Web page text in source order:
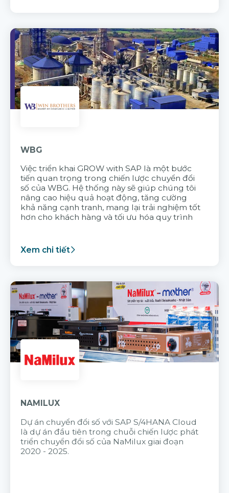
WBG
Việc triển khai GROW with SAP là một bước
tiến quan trọng trong chiến lược chuyển đổi
số của WBG. Hệ thống này sẽ giúp chúng tôi
nâng cao hiệu quả hoạt động, tăng cường
khả năng cạnh tranh, mang lại trải nghiệm tốt
hơn cho khách hàng và tối ưu hóa quy trình
Xem chi tiết
NAMILUX
Dự án chuyển đổi số với SAP S/4HANA Cloud
là dự án đầu tiên trong chuỗi chiến lược phát
triển chuyển đổi số của NaMilux giai đoạn
2020 - 2025.